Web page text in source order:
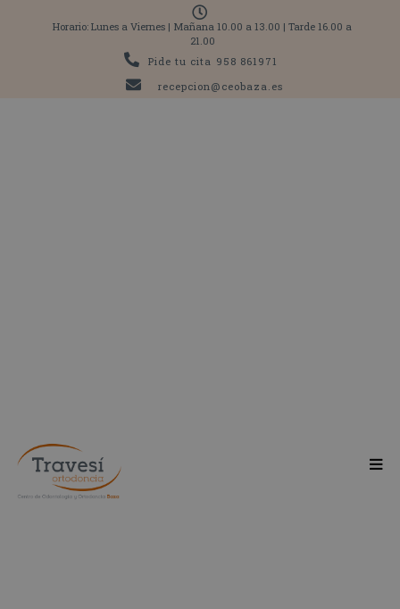
Horario: Lunes a Viernes | Mañana 10.00 a 13.00 | Tarde 16.00 a
21.00
Pide tu cita 958 861971
recepcion@ceobaza.es